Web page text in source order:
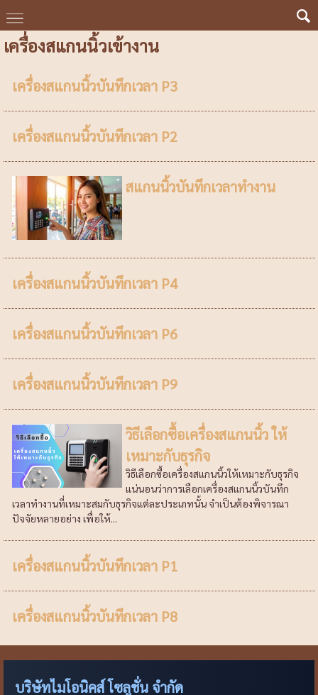
เครื่องสแกนนิ้วเข้างาน
เครื่องสแกนนิ้วบันทึกเวลา P3
เครื่องสแกนนิ้วบันทึกเวลา P2
สแกนนิ้วบันทึกเวลาทำงาน
เครื่องสแกนนิ้วบันทึกเวลา P4
เครื่องสแกนนิ้วบันทึกเวลา P6
เครื่องสแกนนิ้วบันทึกเวลา P9
วิธีเลือกซื้อเครื่องสแกนนิ้ว ให้
เหมาะกับธุรกิจ
วิธีเลือกซื้อเครื่องสแกนนิ้วให้เหมาะกับธุรกิจ
แน่นอนว่าการเลือกเครื่องสแกนนิ้วบันทึก
เวลาทำงานที่เหมาะสมกับธุรกิจแต่ละประเภทนั้น จำเป็นต้องพิจารณา
ปัจจัยหลายอย่าง เพื่อให้...
เครื่องสแกนนิ้วบันทึกเวลา P1
เครื่องสแกนนิ้วบันทึกเวลา P8
บริษัทไมโอนิคส์ โซลูชั่น จำกัด